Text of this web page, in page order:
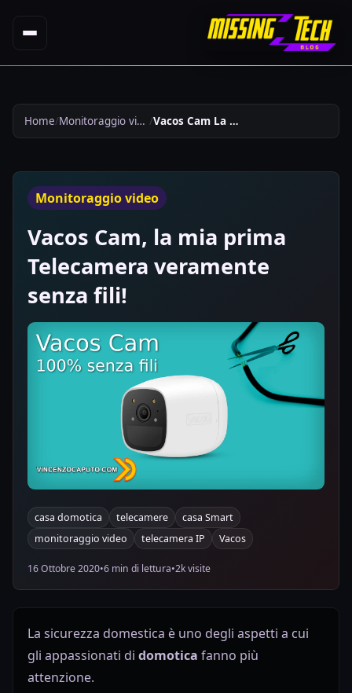
Home Monitoraggio video Vacos Cam La Mia Prima Telecamera Veramente Senza Fili 469
Monitoraggio video
Vacos Cam, la mia prima
Telecamera veramente
senza fili!
casa domotica telecamere
casa Smart
monitoraggio video
telecamera IP Vacos
16 Ottobre 2020•6 min di lettura•2k visite
La sicurezza domestica è uno degli aspetti a cui
gli appassionati di domotica fanno più
attenzione.